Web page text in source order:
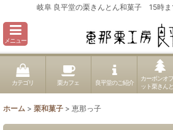
岐阜 良平堂の栗きんとん和菓子 15時
メニュー
カテゴリ 栗カフェ 良平堂のご紹介
カーボンオ
ット栗きん
ホーム > 栗和菓子 > 恵那っ子